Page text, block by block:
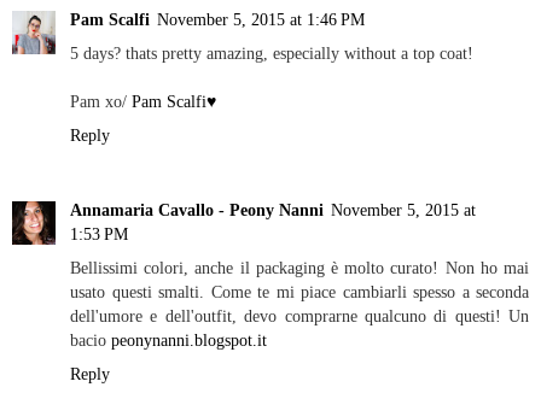
Pam Scalfi November 5, 2015 at 1:46 PM
5 days? thats pretty amazing, especially without a top coat!
Pam xo/ Pam Scalfi♥
Reply
Annamaria Cavallo - Peony Nanni November 5, 2015 at
1:53 PM
Bellissimi colori, anche il packaging è molto curato! Non ho mai
usato questi smalti. Come te mi piace cambiarli spesso a seconda
dell'umore e dell'outfit, devo comprarne qualcuno di questi! Un
bacio peonynanni.blogspot.it
Reply